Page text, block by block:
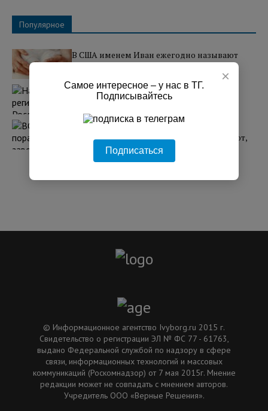
Популярное
В США именем Иван ежегодно называют
Над регионами России сбили 131
украинский БПЛА
07:25 03.08.2026
ВС РФ поразили два завода в Киеве, где
собирают БПЛА. Западные СМИ сообщают,
что один из них принадлежит США
11:34 31.07.2026
© Информационное агентство Ivyborg.ru 2015 г.
Свидетельство о регистрации ЭЛ № ФС 77 - 61763,
выдано Федеральной службой по надзору в сфере
связи, информационных технологий и массовых
коммуникаций (Роскомнадзор) от 7 мая 2015г. Мнение
редакции может не совпадать с мнением авторов.
Учредитель ООО «Верные Решения».
×
Самое интересное – у нас в ТГ.
Подписывайтесь
Подписаться